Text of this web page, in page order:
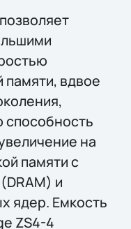
памяти, вдвое
способность
на
памяти с
и
ядер. Емкость
ZS4-4